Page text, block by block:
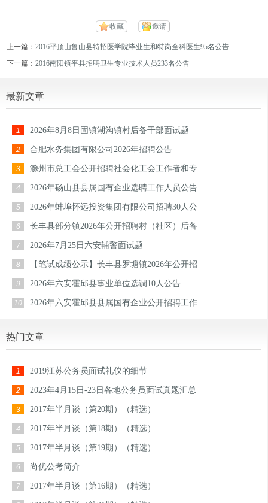
收藏 邀请
上一篇：2016平顶山鲁山县特招医学院毕业生和特岗全科医生95名公告
下一篇：2016南阳镇平县招聘卫生专业技术人员233名公告
最新文章
1 2026年8月8日固镇湖沟镇村后备干部面试题
2 合肥水务集团有限公司2026年招聘公告
3 滁州市总工会公开招聘社会化工会工作者和专
4 2026年砀山县县属国有企业选聘工作人员公告
5 2026年蚌埠怀远投资集团有限公司招聘30人公
6 长丰县部分镇2026年公开招聘村（社区）后备
7 2026年7月25日六安辅警面试题
8 【笔试成绩公示】长丰县罗塘镇2026年公开招
9 2026年六安霍邱县事业单位选调10人公告
10 2026年六安霍邱县县属国有企业公开招聘工作
热门文章
1 2019江苏公务员面试礼仪的细节
2 2023年4月15日-23日各地公务员面试真题汇总
3 2017年半月谈（第20期）（精选）
4 2017年半月谈（第18期）（精选）
5 2017年半月谈（第19期）（精选）
6 尚优公考简介
7 2017年半月谈（第16期）（精选）